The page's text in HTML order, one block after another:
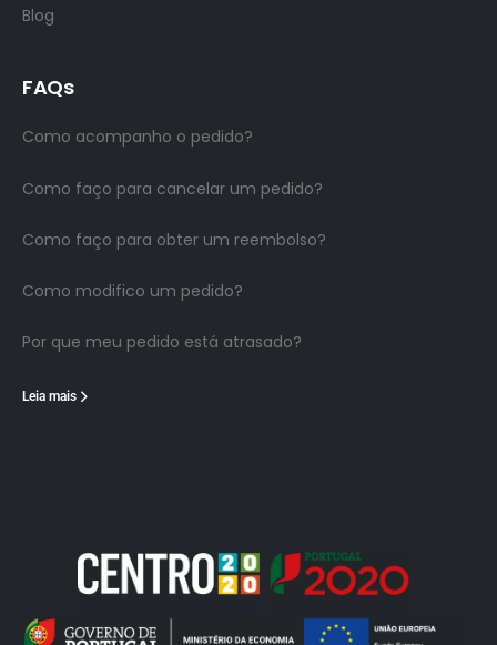
Blog
FAQs
Como acompanho o pedido?
Como faço para cancelar um pedido?
Como faço para obter um reembolso?
Como modifico um pedido?
Por que meu pedido está atrasado?
Leia mais